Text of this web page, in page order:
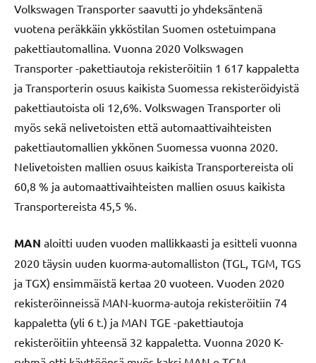
Volkswagen Transporter saavutti jo yhdeksäntenä
vuotena peräkkäin ykköstilan Suomen ostetuimpana
pakettiautomallina. Vuonna 2020 Volkswagen
Transporter -pakettiautoja rekisteröitiin 1 617 kappaletta
ja Transporterin osuus kaikista Suomessa rekisteröidyistä
pakettiautoista oli 12,6%. Volkswagen Transporter oli
myös sekä nelivetoisten että automaattivaihteisten
pakettiautomallien ykkönen Suomessa vuonna 2020.
Nelivetoisten mallien osuus kaikista Transportereista oli
60,8 % ja automaattivaihteisten mallien osuus kaikista
Transportereista 45,5 %.
MAN aloitti uuden vuoden mallikkaasti ja esitteli vuonna
2020 täysin uuden kuorma-automalliston (TGL, TGM, TGS
ja TGX) ensimmäistä kertaa 20 vuoteen. Vuoden 2020
rekisteröinneissä MAN-kuorma-autoja rekisteröitiin 74
kappaletta (yli 6 t.) ja MAN TGE -pakettiautoja
rekisteröitiin yhteensä 32 kappaletta. Vuonna 2020 K-